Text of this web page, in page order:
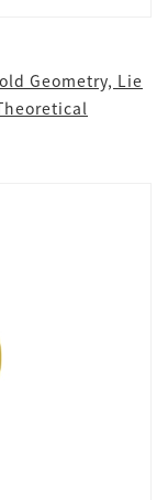
Geometry, Lie